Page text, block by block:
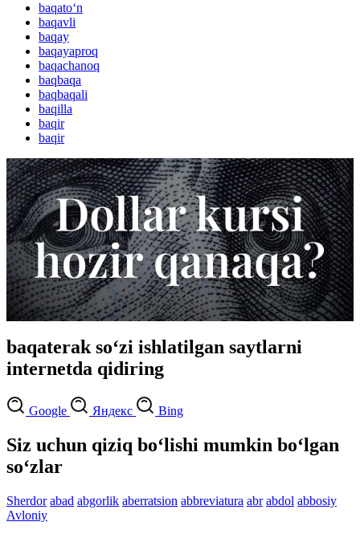
baqato‘n
baqavli
baqay
baqayaproq
baqachanoq
baqbaqa
baqbaqali
baqilla
baqir
baqir
baqaterak so‘zi ishlatilgan saytlarni
internetda qidiring
Google Яндекс Bing
Siz uchun qiziq bo‘lishi mumkin bo‘lgan
so‘zlar
Sherdor abad abgorlik aberratsion abbreviatura abr abdol abbosiy
Avloniy